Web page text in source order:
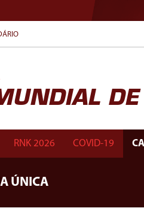
RNK 2026 COVID-19
ÚNICA